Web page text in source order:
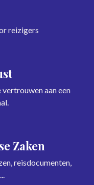
reizigers
aan een
Zaken
reisdocumenten,